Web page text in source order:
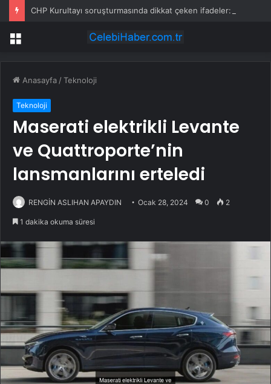
Menü
Anasayfa /Teknoloji
Teknoloji
Maserati elektrikli Levante
ve Quattroporte’nin
lansmanlarını erteledi
RENGİN ASLIHAN APAYDIN Ocak 28, 2024 0 2
1 dakika okuma süresi